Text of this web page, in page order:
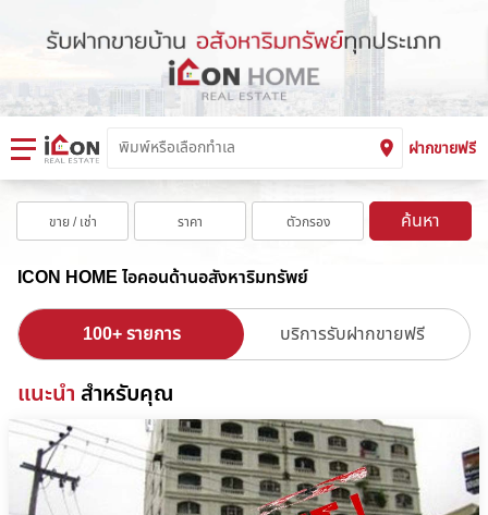
ฝากขายฟรี
ขาย / เช่า ราคา ตัวกรอง ค้นหา
ICON HOME ไอคอนด้านอสังหาริมทรัพย์
100+ รายการ บริการรับฝากขายฟรี
แนะนำ สำหรับคุณ